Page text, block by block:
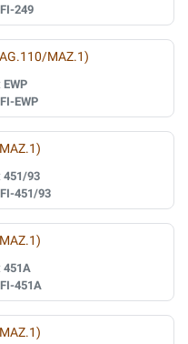
249
MAZ.1)
EWP
EWP
451/93
451/93
451A
451A